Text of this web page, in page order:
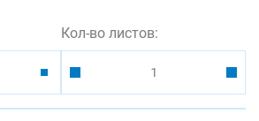
Кол-во листов: